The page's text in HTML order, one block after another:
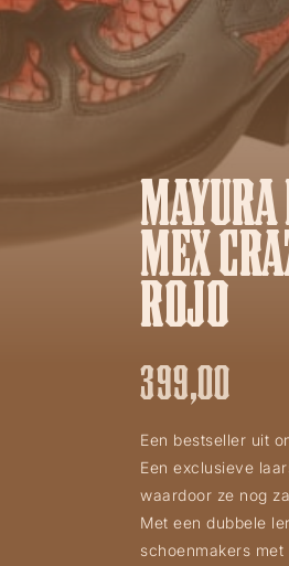
MEX
ROJO
399,00
Een bestseller uit
Een exclusieve
waardoor ze nog
Met een dubbele
schoenmakers met